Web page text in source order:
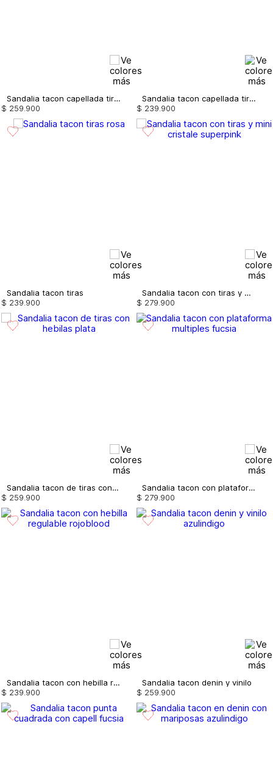
Sandalia tacon capellada tiras amarre
$ 259 900
Sandalia tacon capellada tiras
$ 239 900
Sandalia tacon tiras
$ 239.900
Sandalia tacon con tiras y mini cristale
$ 279.900
Sandalia tacon de tiras con hebilas
$ 259 900
Sandalia tacon con plataforma multiples
$ 279 900
Sandalia tacon con hebilla regulable
$ 239 900
Sandalia tacon denin y vinilo
$ 259 900